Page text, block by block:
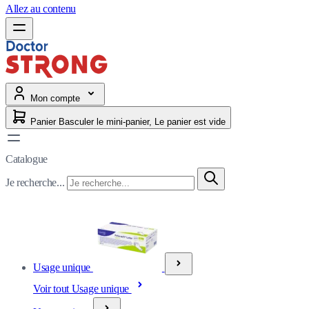
Allez au contenu
Mon compte
Panier Basculer le mini-panier, Le panier est vide
Catalogue
Je recherche...
Usage unique
Voir tout Usage unique